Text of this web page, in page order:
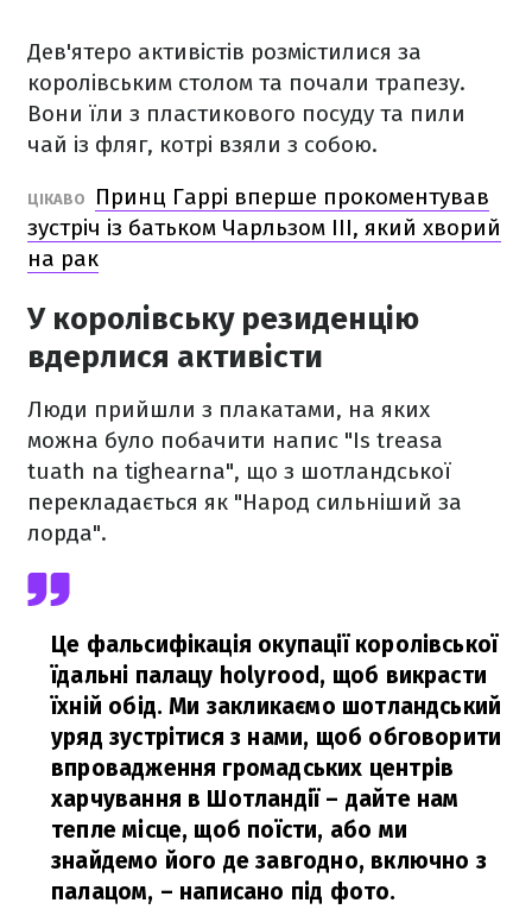
Дев'ятеро активістів розмістилися за
королівським столом та почали трапезу.
Вони їли з пластикового посуду та пили
чай із фляг, котрі взяли з собою.
ЦІКАВО
Принц Гаррі вперше прокоментував
зустріч із батьком Чарльзом III, який хворий
на рак
У королівську резиденцію
вдерлися активісти
Люди прийшли з плакатами, на яких
можна було побачити напис "Is treasa
tuath na tighearna", що з шотландської
перекладається як "Народ сильніший за
лорда".
Це фальсифікація окупації королівської
їдальні палацу holyrood, щоб викрасти
їхній обід. Ми закликаємо шотландський
уряд зустрітися з нами, щоб обговорити
впровадження громадських центрів
харчування в Шотландії – дайте нам
тепле місце, щоб поїсти, або ми
знайдемо його де завгодно, включно з
палацом, – написано під фото.